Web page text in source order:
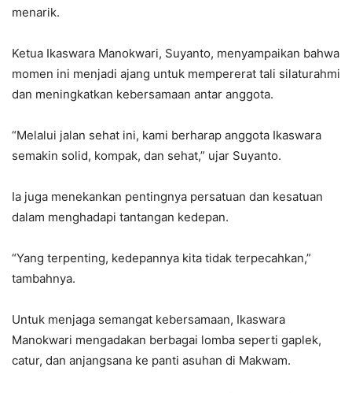
menarik.
Ketua Ikaswara Manokwari, Suyanto, menyampaikan bahwa
momen ini menjadi ajang untuk mempererat tali silaturahmi
dan meningkatkan kebersamaan antar anggota.
“Melalui jalan sehat ini, kami berharap anggota Ikaswara
semakin solid, kompak, dan sehat,” ujar Suyanto.
Ia juga menekankan pentingnya persatuan dan kesatuan
dalam menghadapi tantangan kedepan.
“Yang terpenting, kedepannya kita tidak terpecahkan,”
tambahnya.
Untuk menjaga semangat kebersamaan, Ikaswara
Manokwari mengadakan berbagai lomba seperti gaplek,
catur, dan anjangsana ke panti asuhan di Makwam.